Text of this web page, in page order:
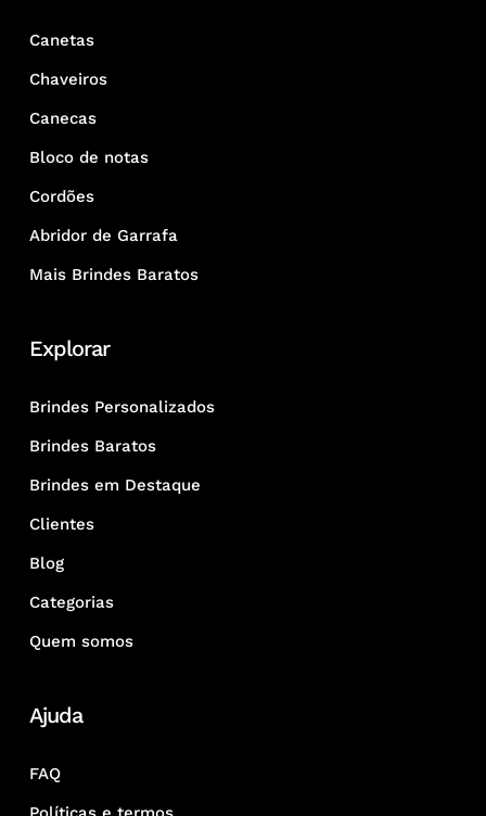
Canetas
Chaveiros
Canecas
Bloco de notas
Cordões
Abridor de Garrafa
Mais Brindes Baratos
Explorar
Brindes Personalizados
Brindes Baratos
Brindes em Destaque
Clientes
Blog
Categorias
Quem somos
Ajuda
FAQ